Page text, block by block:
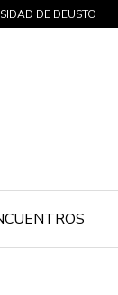
DE DEUSTO